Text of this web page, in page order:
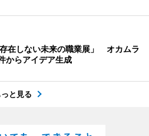
在しない未来の職業展」 オカムラ
からアイデア生成
っと見る